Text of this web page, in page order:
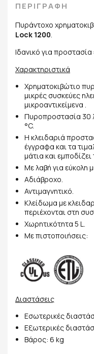
ΠΕΡΙΓΡΑΦΗ
Πυράντοχο
Lock 1200.
Ιδανικό για
Χαρακτηριστικά
Χρηματοκιβώτιο
μικρές συσκεύες
μικροαντικείμενα .
Πυροπροστασία 30
°C.
Η κλειδαριά
έγγραφα και τα
μάτια και
Με λαβή για εύκολη
Aδιάβροχο.
Αντιμαγνητικό.
Κλείδωμα με
περιέχονται στη
Xωρητικότητα 5 L.
Με πιστοποιήσεις:
Διαστάσεις
Εσωτερικές
Εξωτερικές
Βάρος: 6 kg